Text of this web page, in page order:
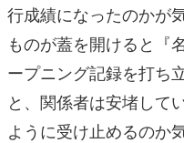
行成績になったのかが
ものが蓋を開けると『
ープニング記録を打ち
と、関係者は安堵して
ように受け止めるのか